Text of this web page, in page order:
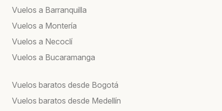
Vuelos a Barranquilla
Vuelos a Montería
Vuelos a Necoclí
Vuelos a Bucaramanga
Vuelos baratos desde Bogotá
Vuelos baratos desde Medellín